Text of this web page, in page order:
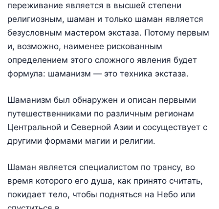
переживание является в высшей степени
религиозным, шаман и только шаман является
безусловным мастером экстаза. Потому первым
и, возможно, наименее рискованным
определением этого сложного явления будет
формула: шаманизм — это техника экстаза.
Шаманизм был обнаружен и описан первыми
путешественниками по различным регионам
Центральной и Северной Азии и сосуществует с
другими формами магии и религии.
Шаман является специалистом по трансу, во
время которого его душа, как принято считать,
покидает тело, чтобы подняться на Небо или